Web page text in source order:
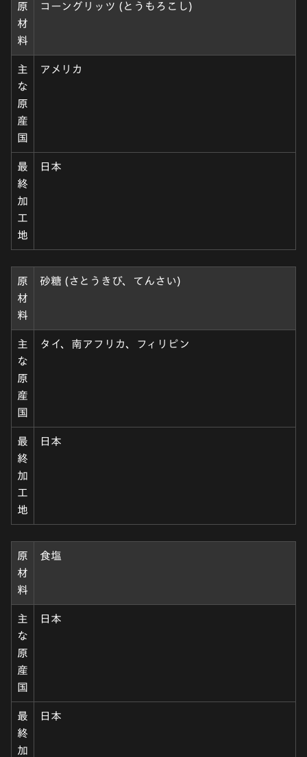
原
材
料
コーングリッツ (とうもろこし)
主
な
原
産
国
アメリカ
最
終
加
工
地
日本
原
材
料
砂糖 (さとうきび、てんさい)
主
な
原
産
国
タイ、南アフリカ、フィリピン
最
終
加
工
地
日本
原
材
料
食塩
主
な
原
産
国
日本
最
終
加
日本